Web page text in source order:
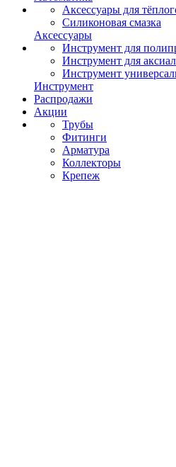
Аксессуары для
Силиконовая смазка
Аксессуары
Инструмент для
Инструмент для
Инструмент
Инструмент
Распродажи
Акции
Трубы
Фитинги
Арматура
Коллекторы
Крепеж